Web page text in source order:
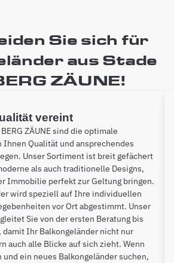
Sie sich für
aus Stade
ZÄUNE!
vereint
ZÄUNE sind die optimale
Ihnen Qualität und ansprechendes
Unser Sortiment ist breit gefächert
als auch traditionelle Designs,
Immobilie perfekt zur Geltung bringen.
wird speziell auf Ihre individuellen
vor Ort abgestimmt. Unser
Sie von der ersten Beratung bis
damit Ihr Balkongeländer nicht nur
auch alle Blicke auf sich zieht. Wenn
und ein neues Balkongeländer suchen,